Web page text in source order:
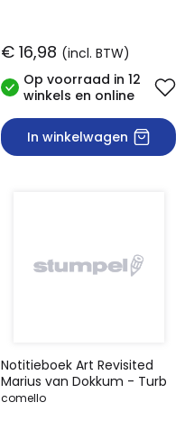
€ 16,98 (incl. BTW)
Op voorraad in 12
winkels en online
In winkelwagen
Notitieboek Art Revisited
Marius van Dokkum - Turb
comello